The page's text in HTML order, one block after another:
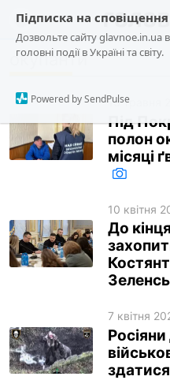
Підписка на сповіщення
Дозвольте сайту glavnoe.in.ua
головні події в Україні та світу.
Powered by SendPulse
новини
про проєкт
окупанти
13 травня
Під
полон
місяці
10 квітня
До
7 квітня